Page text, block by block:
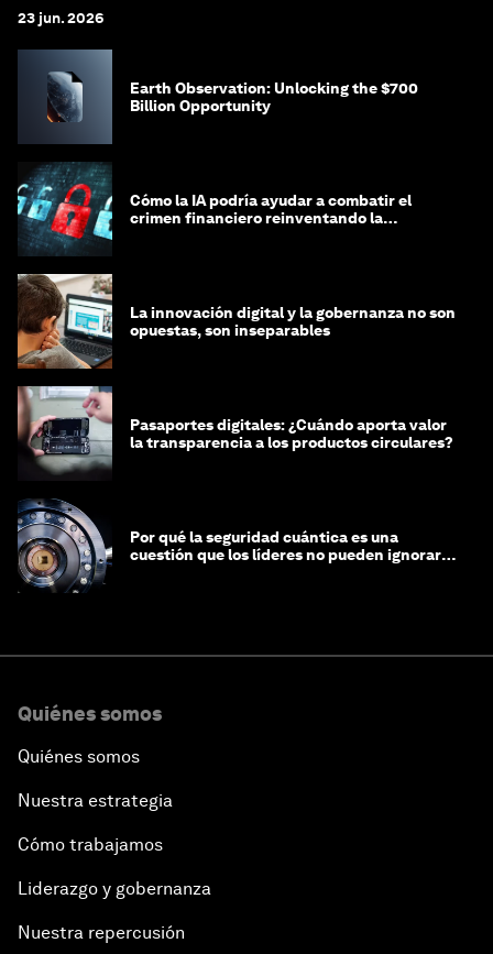
23 jun. 2026
Earth Observation: Unlocking the $700
Billion Opportunity
Cómo la IA podría ayudar a combatir el
crimen financiero reinventando la
La innovación digital y la gobernanza no son
opuestas, son inseparables
Pasaportes digitales: ¿Cuándo aporta valor
la transparencia a los productos circulares?
Por qué la seguridad cuántica es una
cuestión que los líderes no pueden ignorar
Quiénes somos
Quiénes somos
Nuestra estrategia
Cómo trabajamos
Liderazgo y gobernanza
Nuestra repercusión